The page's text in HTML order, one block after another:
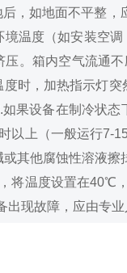
后，如地面不平整，
温度（如安装空
。箱内空气流通
时，加热指示灯
如果设备在制冷状态
以上（一般运行7-
其他腐蚀性溶液擦
将温度设置在40℃
出现故障，应由专业